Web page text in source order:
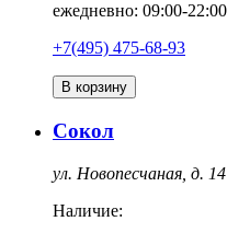
ежедневно: 09:00-22:00
+7(495) 475-68-93
В корзину
Сокол
ул. Новопесчаная, д. 14
Наличие: